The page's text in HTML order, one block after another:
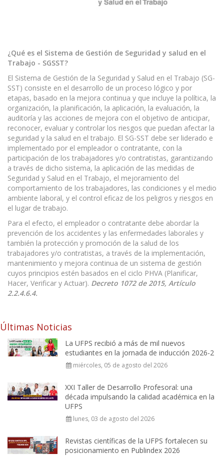
¿Qué es el Sistema de Gestión de Seguridad y salud en el
Trabajo - SGSST?
El Sistema de Gestión de la Seguridad y Salud en el Trabajo (SG-
SST) consiste en el desarrollo de un proceso lógico y por
etapas, basado en la mejora continua y que incluye la política, la
organización, la planificación, la aplicación, la evaluación, la
auditoría y las acciones de mejora con el objetivo de anticipar,
reconocer, evaluar y controlar los riesgos que puedan afectar la
seguridad y la salud en el trabajo. El SG-SST debe ser liderado e
implementado por el empleador o contratante, con la
participación de los trabajadores y/o contratistas, garantizando
a través de dicho sistema, la aplicación de las medidas de
Seguridad y Salud en el Trabajo, el mejoramiento del
comportamiento de los trabajadores, las condiciones y el medio
ambiente laboral, y el control eficaz de los peligros y riesgos en
el lugar de trabajo.
Para el efecto, el empleador o contratante debe abordar la
prevención de los accidentes y las enfermedades laborales y
también la protección y promoción de la salud de los
trabajadores y/o contratistas, a través de la implementación,
mantenimiento y mejora continua de un sistema de gestión
cuyos principios estén basados en el ciclo PHVA (Planificar,
Hacer, Verificar y Actuar). Decreto 1072 de 2015, Artículo
2.2.4.6.4.
Últimas Noticias
La UFPS recibió a más de mil nuevos
estudiantes en la jornada de inducción 2026-2
miércoles, 05 de agosto del 2026
XXI Taller de Desarrollo Profesoral: una
década impulsando la calidad académica en la
UFPS
lunes, 03 de agosto del 2026
Revistas científicas de la UFPS fortalecen su
posicionamiento en Publindex 2026